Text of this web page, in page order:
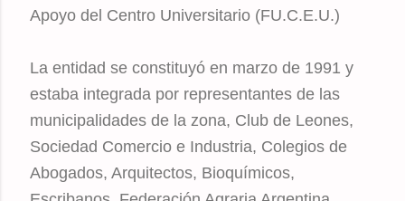
Apoyo del Centro Universitario (FU.C.E.U.)
La entidad se constituyó en marzo de 1991 y
estaba integrada por representantes de las
municipalidades de la zona, Club de Leones,
Sociedad Comercio e Industria, Colegios de
Abogados, Arquitectos, Bioquímicos,